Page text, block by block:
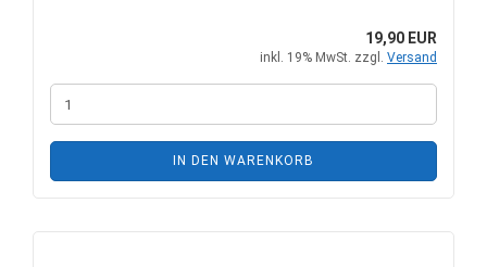
19,90 EUR
inkl. 19% MwSt. zzgl. Versand
IN DEN WARENKORB